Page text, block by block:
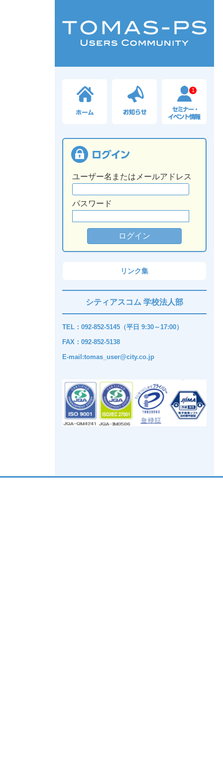
1
ユーザー名またはメールアドレス
パスワード
リンク集
シティアスコム 学校法人部
TEL：092-852-5145（平日 9:30～17:00）
FAX：092-852-5138
E-mail:tomas_user@city.co.jp